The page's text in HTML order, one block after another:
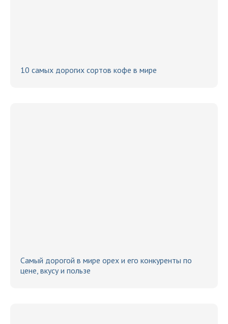
10 самых дорогих сортов кофе в мире
Самый дорогой в мире орех и его конкуренты по
цене, вкусу и пользе